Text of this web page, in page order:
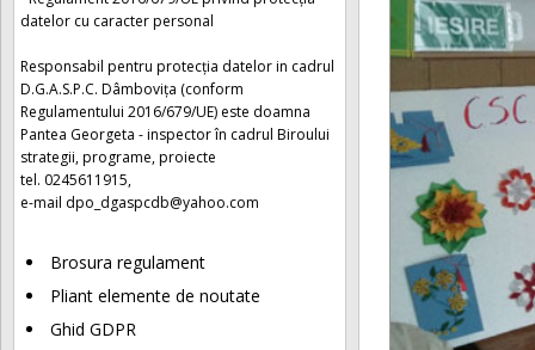
datelor cu caracter personal
Responsabil pentru protecția datelor in cadrul
D.G.A.S.P.C. Dâmbovița (conform
Regulamentului 2016/679/UE) este doamna
Pantea Georgeta - inspector în cadrul Biroului
strategii, programe, proiecte
tel. 0245611915,
e-mail dpo_dgaspcdb@yahoo.com
Brosura regulament
Pliant elemente de noutate
Ghid GDPR